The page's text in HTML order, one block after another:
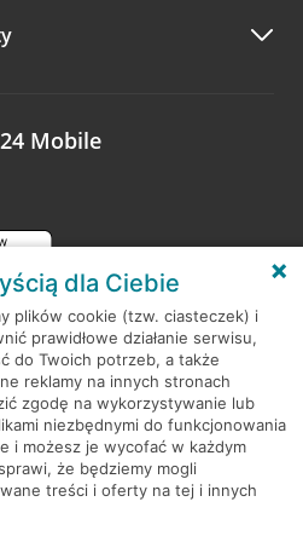
z nami opinią o wizycie.
Mobile
dla Ciebie
plików cookie (tzw. ciasteczek) i
prawidłowe działanie serwisu,
do Twoich potrzeb, a także
reklamy na innych stronach
zgodę na wykorzystywanie lub
niezbędnymi do funkcjonowania
i możesz je wycofać w każdym
że będziemy mogli
treści i oferty na tej i innych